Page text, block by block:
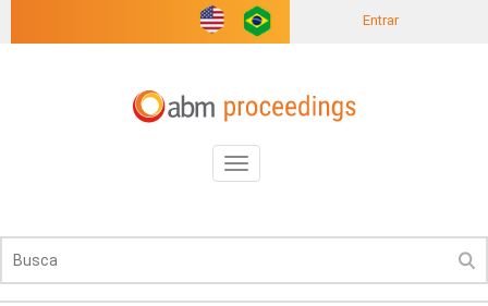
Entrar
Toggle
navigation